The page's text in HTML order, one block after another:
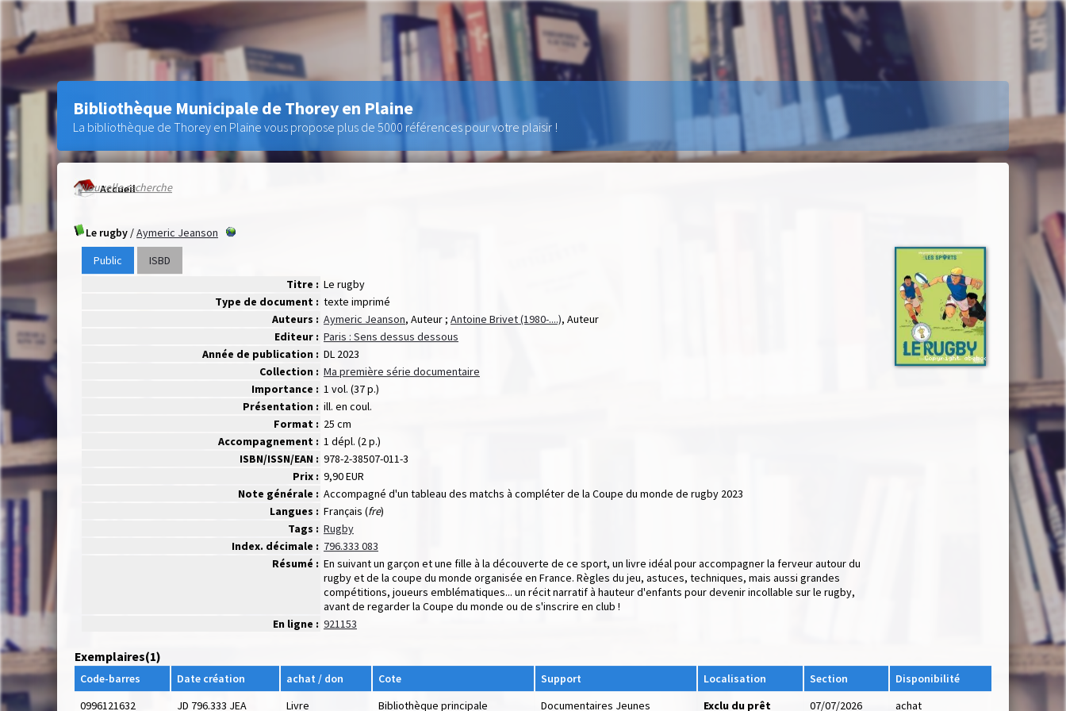
Accueil
Nouvelle recherche
Le rugby/Aymeric Jeanson
Public
ISBD
Titre : Le rugby
Type de document : texte imprimé
Auteurs : Aymeric Jeanson, Auteur ; Antoine Brivet (1980-....), Auteur
Editeur : Paris : Sens dessus dessous
Année de publication : DL 2023
Collection : Ma première série documentaire
Importance : 1 vol. (37 p.)
Présentation : ill. en coul.
Format : 25 cm
Accompagnement : 1 dépl. (2 p.)
ISBN/ISSN/EAN : 978-2-38507-011-3
Prix : 9,90 EUR
Note générale : Accompagné d'un tableau des matchs à compléter de la Coupe du monde de rugby 2023
Langues : Français (fre)
Tags : Rugby
Index. décimale : 796.333 083
Résumé : En suivant un garçon et une fille à la découverte de ce sport, un livre idéal pour accompagner la ferveur autour du
rugby et de la coupe du monde organisée en France. Règles du jeu, astuces, techniques, mais aussi grandes
compétitions, joueurs emblématiques... un récit narratif à hauteur d'enfants pour devenir incollable sur le rugby,
avant de regarder la Coupe du monde ou de s'inscrire en club !
En ligne : 921153
Exemplaires(1)
Code-barres Date création achat / don Cote Support Localisation Section
Disponibilité
0996121632
JD 796.333 JEA Livre Bibliothèque principale Documentaires Jeunes Exclu du prêt 07/07/2026 achat
Bibliothèque Municipale de Thorey en Plaine
La bibliothèque de Thorey en Plaine vous propose plus de 5000 références pour votre plaisir !